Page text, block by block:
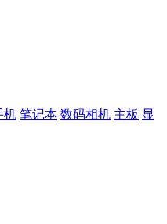
机 笔记本 数码相机 主板 显